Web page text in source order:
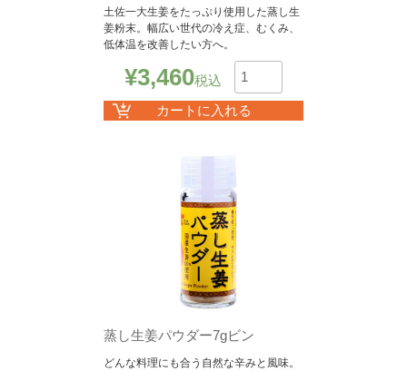
土佐一大生姜をたっぷり使用した蒸し生
姜粉末。幅広い世代の冷え症、むくみ、
低体温を改善したい方へ。
¥3,460税込
数
カートに入れる
蒸し生姜パウダー7gビン
どんな料理にも合う自然な辛みと風味。